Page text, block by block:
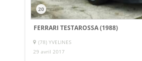
20
FERRARI TESTAROSSA (1988)
(78) YVELINES
29 avril 2017